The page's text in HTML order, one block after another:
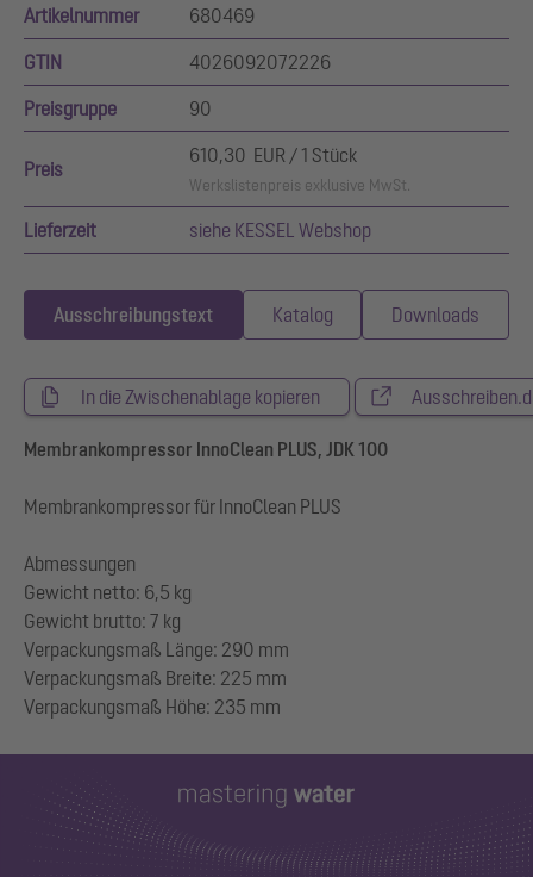
Artikelnummer 680469
GTIN 4026092072226
Preisgruppe 90
Preis
610,30 EUR / 1 Stück
Werkslistenpreis exklusive MwSt.
Lieferzeit siehe KESSEL Webshop
Ausschreibungstext Katalog Downloads
In die Zwischenablage kopieren
Membrankompressor InnoClean PLUS, JDK 100
Membrankompressor für InnoClean PLUS
Abmessungen
Gewicht netto: 6,5 kg
Gewicht brutto: 7 kg
Verpackungsmaß Länge: 290 mm
Verpackungsmaß Breite: 225 mm